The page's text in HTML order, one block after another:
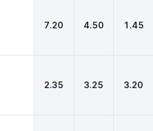
7.20 4.50 1.45
2.35 3.25 3.20